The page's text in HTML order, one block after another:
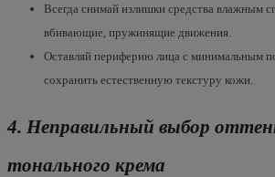
Всегда снимай излишки средства влажным
вбивающие, пружинящие движения.
Оставляй периферию лица с минимальным
сохранить естественную текстуру кожи.
4. Неправильный выбор
тонального крема